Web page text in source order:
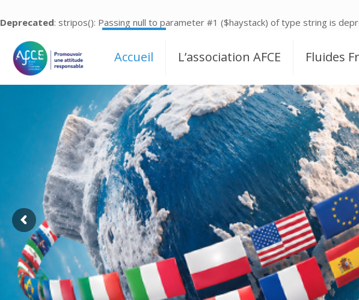
Deprecated: stripos(): Passing null to parameter #1 ($haystack) of type string is
Accueil L’association AFCE Fluides